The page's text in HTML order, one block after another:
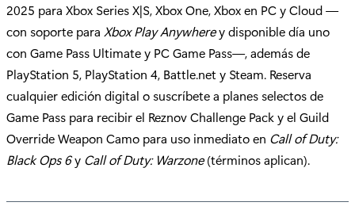
2025 para Xbox Series X|S, Xbox One, Xbox en PC y Cloud —
con soporte para Xbox Play Anywherey disponible día uno
con Game Pass Ultimate y PC Game Pass—, además de
PlayStation 5, PlayStation 4, Battle.net y Steam. Reserva
cualquier edición digital o suscríbete a planes selectos de
Game Pass para recibir el Reznov Challenge Pack y el Guild
Override Weapon Camo para uso inmediato en Call of Duty:
Black Ops 6y Call of Duty: Warzone(términos aplican).